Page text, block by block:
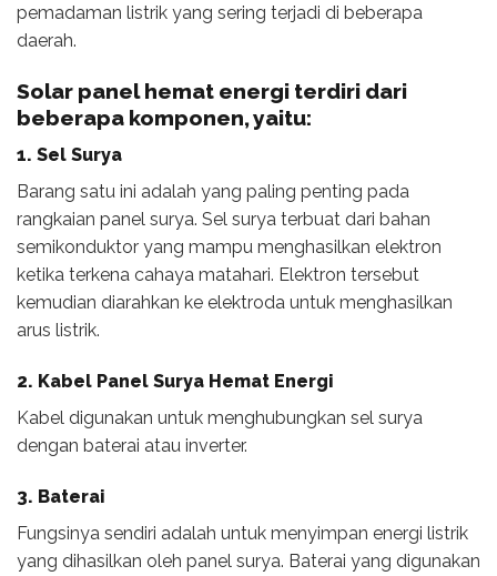
pemadaman listrik yang sering terjadi di beberapa
daerah.
Solar panel hemat energi terdiri dari
beberapa komponen, yaitu:
1. Sel Surya
Barang satu ini adalah yang paling penting pada
rangkaian panel surya. Sel surya terbuat dari bahan
semikonduktor yang mampu menghasilkan elektron
ketika terkena cahaya matahari. Elektron tersebut
kemudian diarahkan ke elektroda untuk menghasilkan
arus listrik.
2. Kabel Panel Surya Hemat Energi
Kabel digunakan untuk menghubungkan sel surya
dengan baterai atau inverter.
3. Baterai
Fungsinya sendiri adalah untuk menyimpan energi listrik
yang dihasilkan oleh panel surya. Baterai yang digunakan